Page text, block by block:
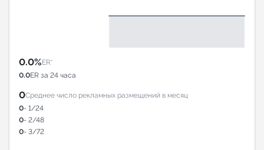
0.0%ER*
0.0ER за 24 часа
0Среднее число рекламных размещений в месяц
0- 1/24
0- 2/48
0- 3/72